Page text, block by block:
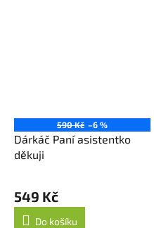
590 Kč –6 %
Dárkáč Paní asistentko
děkuji
549 Kč
Do košíku